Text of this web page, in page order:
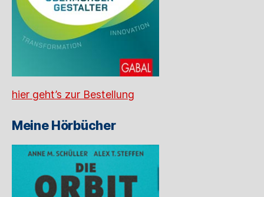
hier geht’s zur Bestellung
Meine Hörbücher